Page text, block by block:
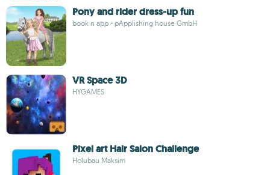
Pony and rider dress-up fun
book n app - pApplishing house GmbH
VR Space 3D
HYGAMES
Pixel art Hair Salon Challenge
Holubau Maksim